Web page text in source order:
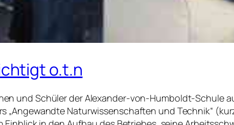
o.t.n
und Schüler der Alexander-von-Humboldt-Schule
„Angewandte Naturwissenschaften und Technik“